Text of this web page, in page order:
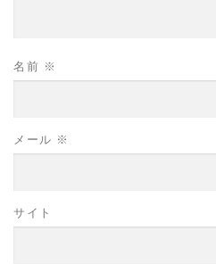
名前 ※
メール ※
サイト